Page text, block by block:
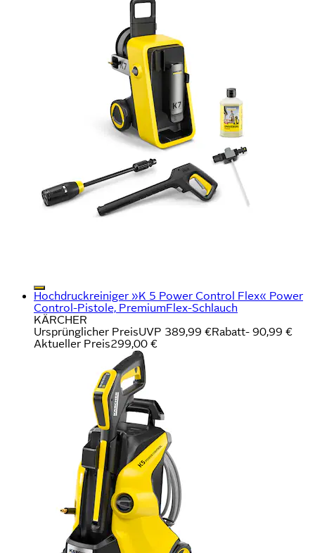
Hochdruckreiniger »K 5 Power Control Flex« Power
Control-Pistole, PremiumFlex-Schlauch
KÄRCHER
Ursprünglicher PreisUVP 389,99 €Rabatt- 90,99 €
Aktueller Preis299,00 €